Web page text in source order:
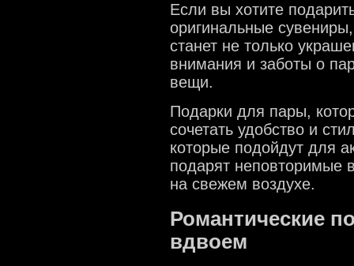
Если вы хотите
оригинальные
станет не только
внимания и заботы о
вещи.
Подарки для пары,
сочетать удобство и
которые подойдут для
подарят неповторимые
на свежем воздухе.
Романтические
вдвоем